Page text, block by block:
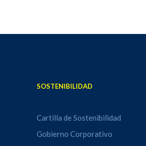
SOSTENIBILIDAD
Cartilla de Sostenibilidad
Gobierno Corporativo